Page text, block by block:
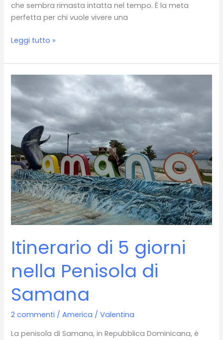
che sembra rimasta intatta nel tempo. È la meta
perfetta per chi vuole vivere una
Visitare
in
un
giorno
Leggi tutto »
Itinerario di 5 giorni
nella Penisola di
Samana
2 commenti /America /Valentina
La penisola di Samana, in Repubblica Dominicana, è